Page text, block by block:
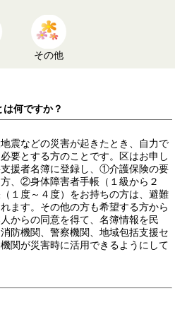
その他
何ですか？
震などの災害が起きたとき、自力で
要とする方のことです。区はお申し
援者名簿に登録し、①介護保険の要
、②身体障害者手帳（１級から２
１度～４度）をお持ちの方は、避難
ます。その他の方も希望する方から
からの同意を得て、名簿情報を民
防機関、警察機関、地域包括支援セ
関が災害時に活用できるようにして